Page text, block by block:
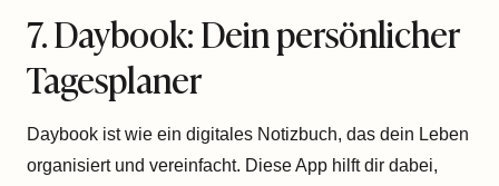
7. Daybook: Dein persönlicher
Tagesplaner
Daybook ist wie ein digitales Notizbuch, das dein Leben
organisiert und vereinfacht. Diese App hilft dir dabei,